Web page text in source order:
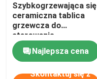
Szybkogrzewająca się
ceramiczna tablica
grzewcza do
sterowania
temperaturą z
przewodem
czujnikowym
Najlepsza cena
Skontaktuj się z